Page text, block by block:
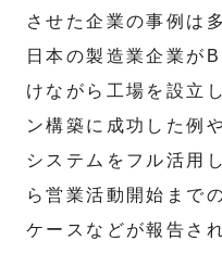
させた企業の事例は
日本の製造業企業が
けながら工場を設立
ン構築に成功した例
システムをフル活用
ら営業活動開始まで
ケースなどが報告さ